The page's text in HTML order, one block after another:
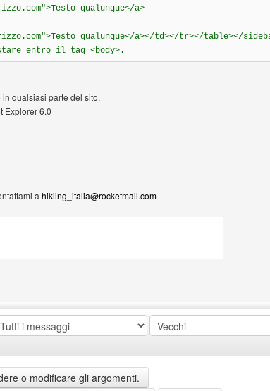
qualunque</a>
qualunque</a></td></tr></table></
entro il tag <body>.
qualsiasi parte del sito.
Explorer 6.0
a hikiing_italia@rocketmail.com
o modificare gli argomenti.